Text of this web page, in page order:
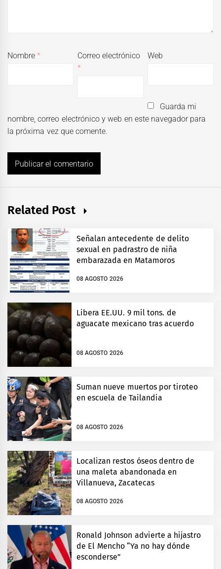
Nombre*
Correo electrónico
*
Web
Guarda mi
nombre, correo electrónico y web en este navegador para
la próxima vez que comente.
Related Post
Señalan antecedente de delito
sexual en padrastro de niña
embarazada en Matamoros
08 AGOSTO 2026
Libera EE.UU. 9 mil tons. de
aguacate mexicano tras acuerdo
08 AGOSTO 2026
Suman nueve muertos por tiroteo
en escuela de Tailandia
08 AGOSTO 2026
Localizan restos óseos dentro de
una maleta abandonada en
Villanueva, Zacatecas
08 AGOSTO 2026
Ronald Johnson advierte a hijastro
de El Mencho “Ya no hay dónde
esconderse”